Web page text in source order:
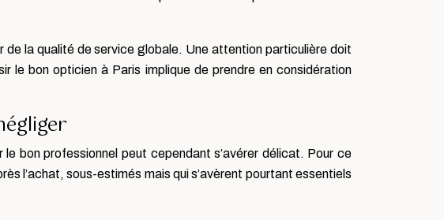
la qualité de service globale. Une attention particulière doit
le bon opticien à Paris implique de prendre en considération
bon professionnel peut cependant s’avérer délicat. Pour ce
l’achat, sous-estimés mais qui s’avèrent pourtant essentiels